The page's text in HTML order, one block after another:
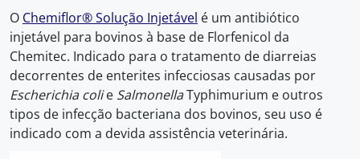
O Chemiflor® Solução Injetável é um antibiótico
injetável para bovinos à base de Florfenicol da
Chemitec. Indicado para o tratamento de diarreias
decorrentes de enterites infecciosas causadas por
Escherichia colie SalmonellaTyphimurium e outros
tipos de infecção bacteriana dos bovinos, seu uso é
indicado com a devida assistência veterinária.